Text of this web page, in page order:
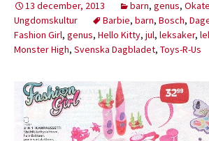
13 december, 2013 barn, genus,
Ungdomskultur
Barbie, barn, Bosch,
Fashion Girl, genus, Hello Kitty, jul, leksaker,
Monster High, Svenska Dagbladet, Toys-R-Us